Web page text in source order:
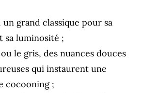
un grand classique pour sa
sa luminosité ;
le gris, des nuances douces
qui instaurent une
cocooning ;